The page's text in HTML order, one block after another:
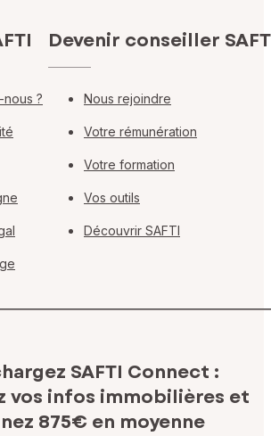
nous ?
Devenir conseiller
Nous rejoindre
Votre rémunération
Votre formation
Vos outils
Découvrir SAFTI
SAFTI Connect :
vos infos immobilières et
875€ en moyenne